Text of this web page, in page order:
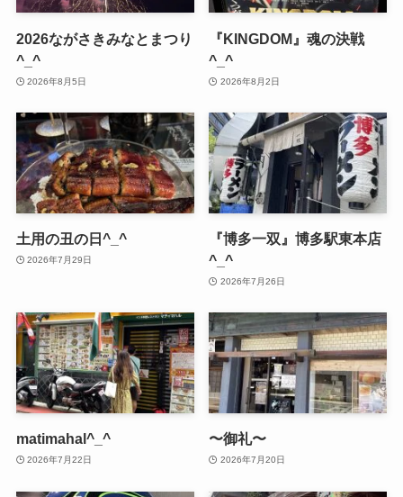
2026ながさきみなとまつり
^_^
2026年8月5日
『KINGDOM』魂の決戦
^_^
2026年8月2日
土用の丑の日^_^
2026年7月29日
『博多一双』博多駅東本店
^_^
2026年7月26日
matimahal^_^
2026年7月22日
〜御礼〜
2026年7月20日